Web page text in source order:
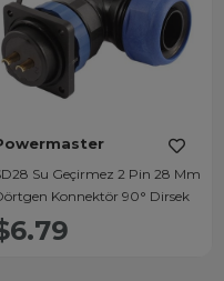
Su Geçirmez 2 Pin 28 Mm
Konnektör 90° Dirsek